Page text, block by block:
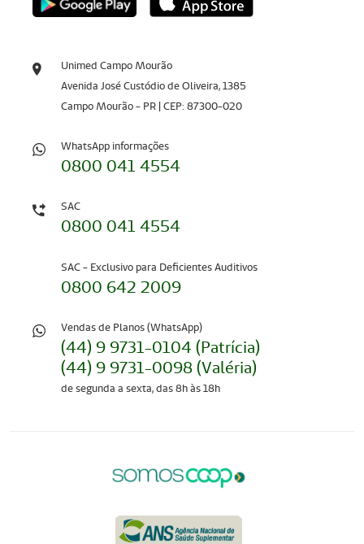
Unimed Campo Mourão
Avenida José Custódio de Oliveira, 1385
Campo Mourão - PR | CEP: 87300-020
WhatsApp informações
0800 041 4554
SAC
0800 041 4554
SAC - Exclusivo para Deficientes Auditivos
0800 642 2009
Vendas de Planos (WhatsApp)
(44) 9 9731-0104 (Patrícia)
(44) 9 9731-0098 (Valéria)
de segunda a sexta, das 8h às 18h